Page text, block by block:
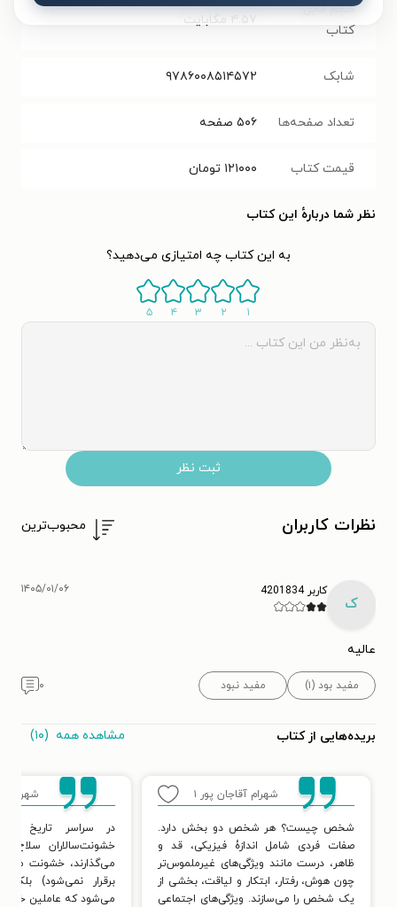
حجم فایل
کتاب
۴.۵۷ مگابایت
شابک ۹۷۸۶۰۰۸۵۱۴۵۷۲
تعداد صفحه‌ها ۵۰۶ صفحه
قیمت کتاب ۱۲۱۰۰۰ تومان
نظر شما دربارهٔ این کتاب
به این کتاب چه امتیازی می‌دهید؟
۱ ۲ ۳ ۴ ۵
ثبت نظر
نظرات کاربران محبوب‌ترین
ک
کاربر 4201834 ۱۴۰۵/۰۱/۰۶
عالیه
مفید بود (۱) مفید نبود ۰
بریده‌هایی از کتاب مشاهده همه (۱۰)
شهرام آقاجان پور ۱
شخص چیست؟ هر شخص دو بخش دارد.
صفات فردی شامل اندازۀ فیزیکی، قد و
ظاهر، درست مانند ویژگی‌های غیرملموس‌تر
چون هوش، رفتار، ابتکار و لیاقت، بخشی از
یک شخص را می‌سازند. ویژگی‌های اجتماعی
شهرام
در سراسر تاریخ
خشونت‌سالاران
می‌گذارند، خشونت
برقرار نمی‌شود) بلکه
می‌شود که عاملین